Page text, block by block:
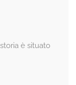
è situato